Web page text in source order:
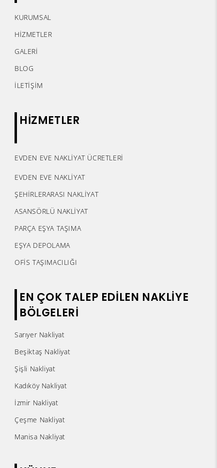
KURUMSAL
HİZMETLER
GALERİ
BLOG
İLETİŞİM
HİZMETLER
EVDEN EVE NAKLİYAT ÜCRETLERİ
EVDEN EVE NAKLİYAT
ŞEHİRLERARASI NAKLİYAT
ASANSÖRLÜ NAKLİYAT
PARÇA EŞYA TAŞIMA
EŞYA DEPOLAMA
OFİS TAŞIMACILIĞI
EN ÇOK TALEP EDİLEN NAKLİYE
BÖLGELERİ
Sarıyer Nakliyat
Beşiktaş Nakliyat
Şişli Nakliyat
Kadıköy Nakliyat
İzmir Nakliyat
Çeşme Nakliyat
Manisa Nakliyat